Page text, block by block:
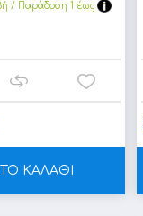
/ Παράδoση 1 έως
ΚΑΛΑΘΙ